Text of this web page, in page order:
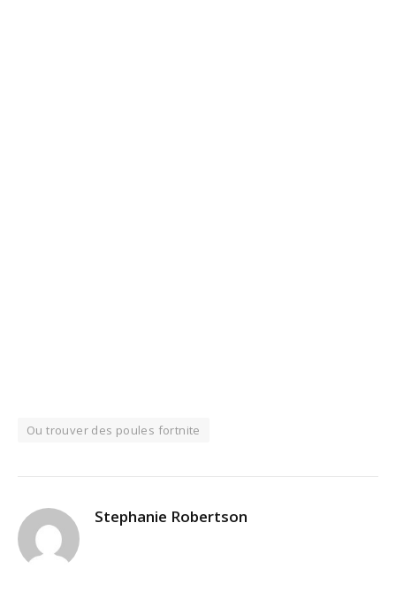
Ou trouver des poules fortnite
Stephanie Robertson